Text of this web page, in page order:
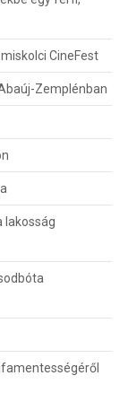
CineFest
Zemplénban
lakosság